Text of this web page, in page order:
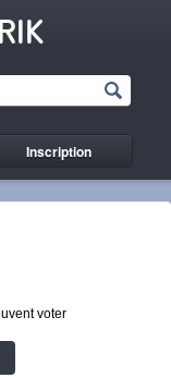
Inscription
voter